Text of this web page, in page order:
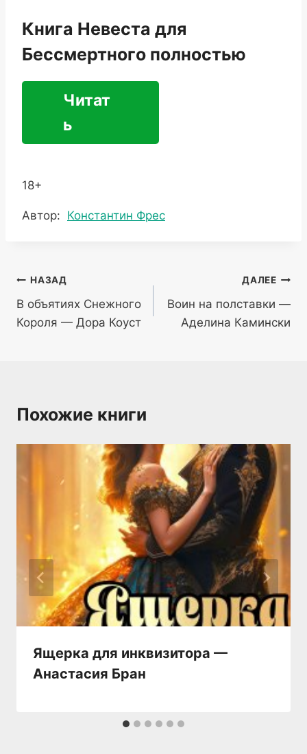
Книга Невеста для
Бессмертного полностью
Читат
ь
18+
Метки
Автор: Константин Фрес
Навигация
по
записям
НАЗАД
В объятиях Снежного
Короля — Дора Коуст
ДАЛЕЕ
Воин на полставки —
Аделина Камински
Похожие книги
Ящерка для инквизитора —
Анастaсия Бран